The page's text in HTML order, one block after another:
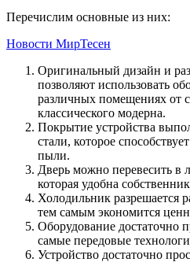
Перечислим основные из них:
Новости МирТесен
Оригинальный дизайн и
позволяют использовать
различных помещениях от
классического модерна.
Покрытие устройства
стали, которое
пыли.
Дверь можно перевесить в
которая удобна
Холодильник разрешается
тем самым экономится
Оборудование достаточно
самые передовые
Устройство достаточно